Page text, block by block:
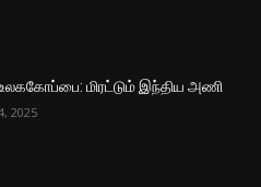
மிரட்டும் இந்திய அணி
2025